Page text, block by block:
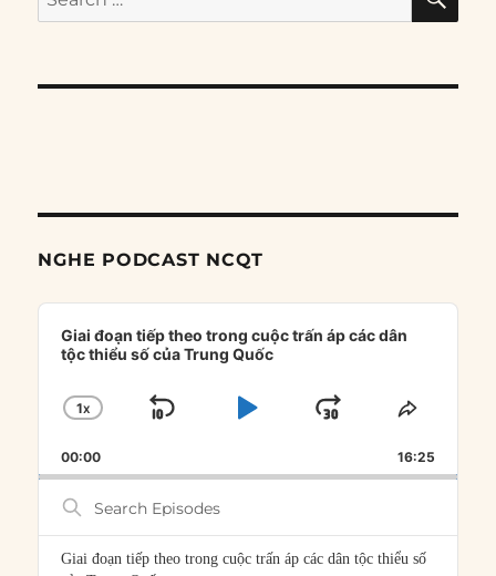
for:
NGHE PODCAST NCQT
Audio
Player
Giai đoạn tiếp theo trong cuộc trấn áp các dân
tộc thiểu số của Trung Quốc
CHANGE
RATE
1X
SKIP
PLAYJUMP
FORWARD
SHARE
00:00 16:25
Search
Episodes
Giai đoạn tiếp theo trong cuộc trấn áp các dân tộc thiểu số